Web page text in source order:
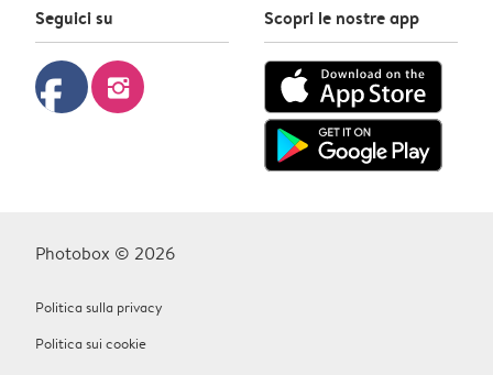
Seguici su
facebook instagram
Scopri le nostre app
Photobox © 2026
Politica sulla privacy
Politica sui cookie